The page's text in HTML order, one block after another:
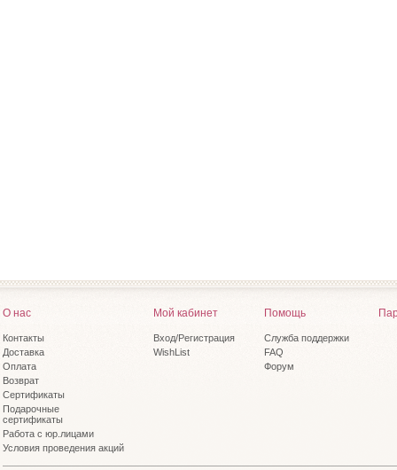
О нас
Контакты
Доставка
Оплата
Возврат
Сертификаты
Подарочные
сертификаты
Работа с юр.лицами
Условия проведения акций
Мой кабинет
Вход/Регистрация
WishList
Помощь
Служба поддержки
FAQ
Форум